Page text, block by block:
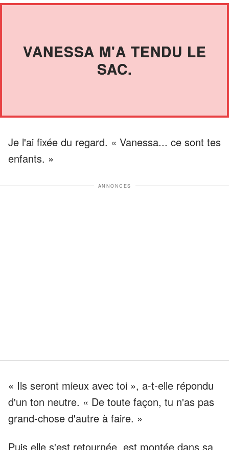
VANESSA M'A TENDU LE
SAC.
Je l'ai fixée du regard. « Vanessa... ce sont tes
enfants. »
ANNONCES
« Ils seront mieux avec toi », a-t-elle répondu
d'un ton neutre. « De toute façon, tu n'as pas
grand-chose d'autre à faire. »
Puis elle s'est retournée, est montée dans sa